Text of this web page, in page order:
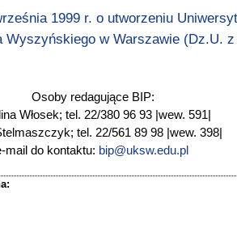
1999 r. o utworzeniu
Wyszyńskiego w Warszawie (Dz.U.
Osoby redagujące BIP:
Włosek; tel. 22/380 96 93 |wew. 591|
tel. 22/561 89 98 |wew. 398|
mail do kontaktu: bip@uksw.edu.pl